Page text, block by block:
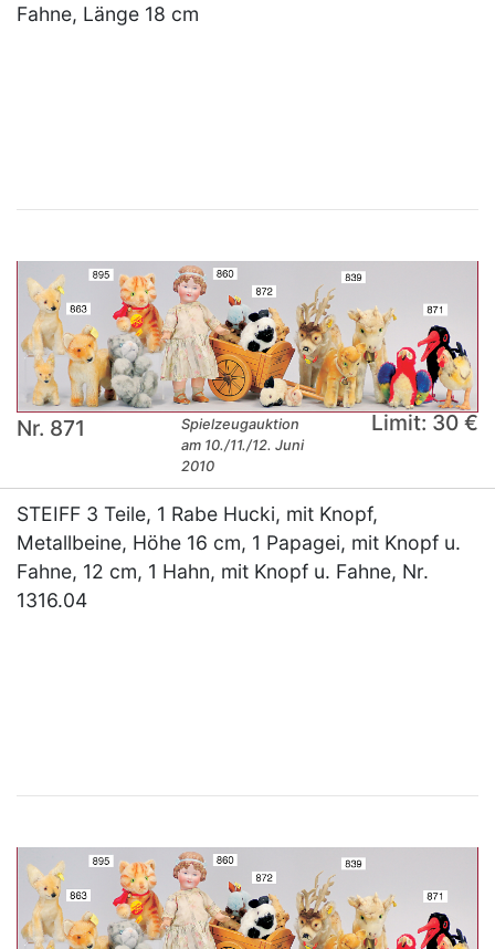
Fahne, Länge 18 cm
Nr. 871
Spielzeugauktion
am 10./11./12. Juni
2010
Limit: 30 €
STEIFF 3 Teile, 1 Rabe Hucki, mit Knopf,
Metallbeine, Höhe 16 cm, 1 Papagei, mit Knopf u.
Fahne, 12 cm, 1 Hahn, mit Knopf u. Fahne, Nr.
1316.04